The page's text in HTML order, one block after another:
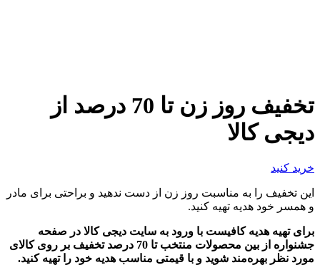
تخفیف روز زن تا 70 درصد از
دیجی کالا
خرید کنید
این تخفیف را به مناسبت روز زن از دست ندهید و براحتی برای مادر
و همسر خود هدیه تهیه کنید.
برای تهیه هدیه کافیست با ورود به سایت دیجی کالا در صفحه
جشنواره از بین محصولات منتخب تا 70 درصد تخفیف بر روی کالای
مورد نظر بهره‌مند شوید و با قیمتی مناسب هدیه خود را تهیه کنید.